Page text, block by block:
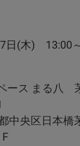
日(木) 13:00
ース まる八
央区日本橋